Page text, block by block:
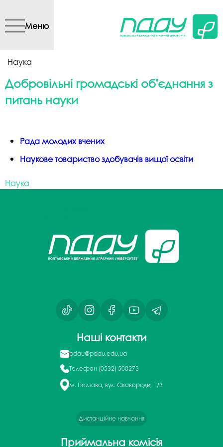
вмісту
Меню
Ви є тут
Наука
Добровільні громадські об’єднання з
питань науки
­Рада молодих вчених
Наукове товариство здобувачів вищої освіти
Наука
Наші контакти
pdau@pdau.edu.ua
Телефон (0532) 500273
м. Полтава, вул. Сковороди, 1/3
Дистанційне навчання
Приймальна комісія